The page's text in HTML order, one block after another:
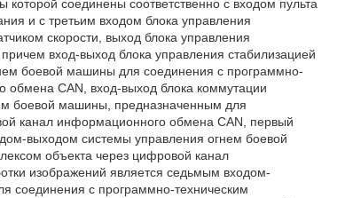
соединены соответственно с входом пульта
и с третьим входом блока управления
скорости, выход блока управления
вход-выход блока управления стабилизацией
боевой машины для соединения с программно-
обмена CAN, вход-выход блока коммутации
боевой машины, предназначенным для
канал информационного обмена CAN, первый
выходом системы управления огнем боевой
объекта через цифровой канал
изображений является седьмым входом-
соединения с программно-техническим